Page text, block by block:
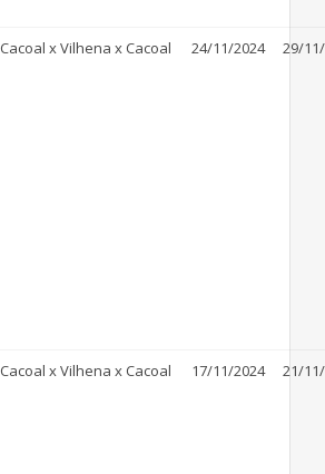
Cacoal x Vilhena x Cacoal 24/11/2024 29/
Cacoal x Vilhena x Cacoal 17/11/2024 21/